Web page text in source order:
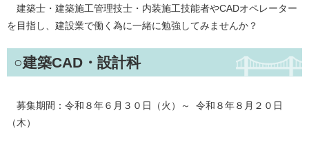
建築士・建築施工管理技士・内装施工技能者やCADオペレーター
を目指し、建設業で働く為に一緒に勉強してみませんか？
○建築CAD・設計科
募集期間：令和８年６月３０日（火）～ 令和８年８月２０日
（木）